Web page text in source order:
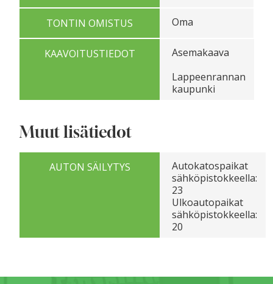
TONTIN OMISTUS Oma
KAAVOITUSTIEDOT
Asemakaava
Lappeenrannan
kaupunki
Muut lisätiedot
AUTON SÄILYTYS
Autokatospaikat
sähköpistokkeella:
23
Ulkoautopaikat
sähköpistokkeella:
20